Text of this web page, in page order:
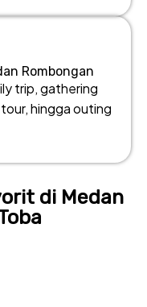
Rombongan
trip, gathering
hingga outing
di Medan